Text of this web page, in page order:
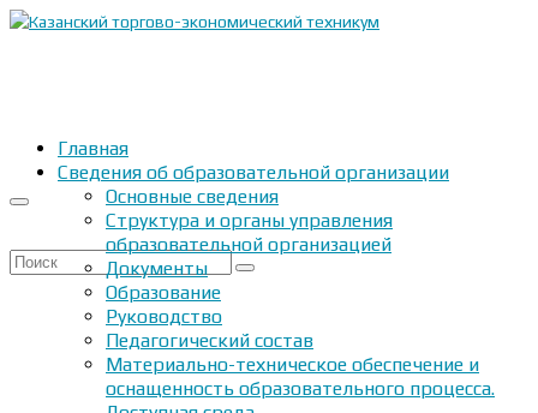
Искать:
Главная
Сведения об образовательной организации
Основные сведения
Структура и органы управления
образовательной организацией
Документы
Образование
Руководство
Педагогический состав
Материально-техническое обеспечение и
оснащенность образовательного процесса.